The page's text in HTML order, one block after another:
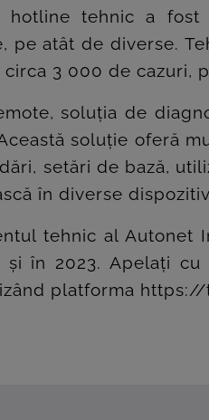
hotline tehnic a
pe atât de diverse.
3 000 de cazuri,
soluția de
soluție oferă
setări de bază,
în diverse
tehnic al
și în 2023. Apelați
platforma https://